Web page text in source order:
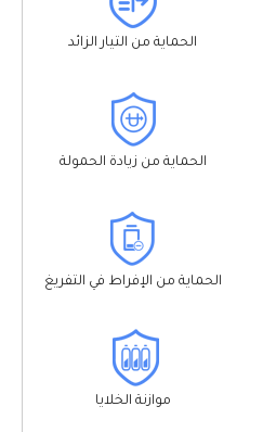
الحماية من التيار الزائد
الحماية من زيادة الحمولة
الحماية من الإفراط في التفريغ
موازنة الخلايا